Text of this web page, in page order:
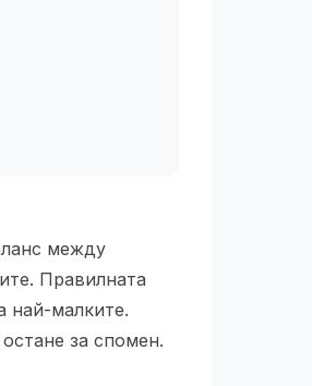
между
Правилната
най-малките.
за спомен.